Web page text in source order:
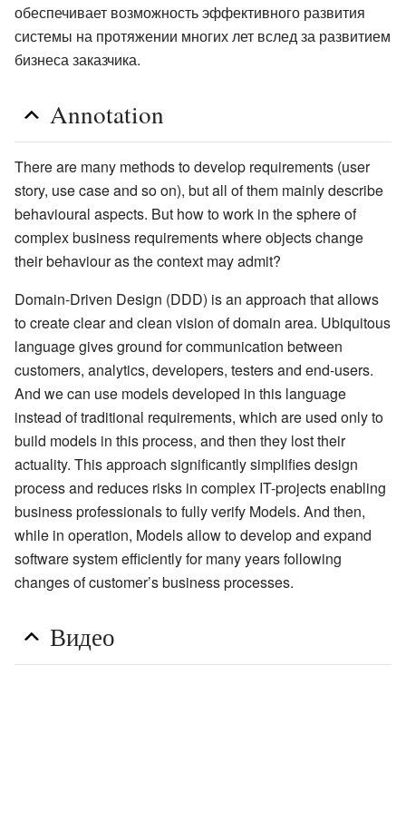
обеспечивает возможность эффективного развития
системы на протяжении многих лет вслед за развитием
бизнеса заказчика.
Annotation
There are many methods to develop requirements (user
story, use case and so on), but all of them mainly describe
behavioural aspects. But how to work in the sphere of
complex business requirements where objects change
their behaviour as the context may admit?
Domain-Driven Design (DDD) is an approach that allows
to create clear and clean vision of domain area. Ubiquitous
language gives ground for communication between
customers, analytics, developers, testers and end-users.
And we can use models developed in this language
instead of traditional requirements, which are used only to
build models in this process, and then they lost their
actuality. This approach significantly simplifies design
process and reduces risks in complex IT-projects enabling
business professionals to fully verify Models. And then,
while in operation, Models allow to develop and expand
software system efficiently for many years following
changes of customer’s business processes.
Видео